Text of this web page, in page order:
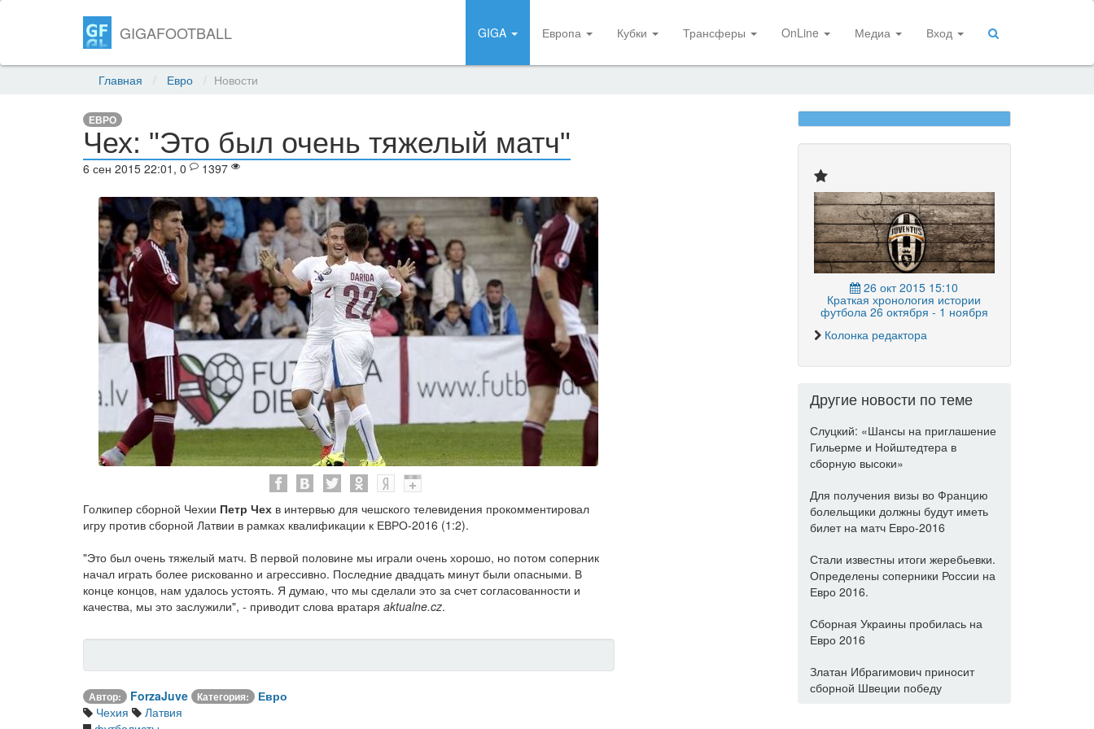
GIGAFOOTBALL GIGA Европа Кубки Трансферы OnLine Медиа Вход
Главная Евро Новости
ЕВРО
Чех: "Это был очень тяжелый матч"
6 сен 2015 22:01, 0 1397
Голкипер сборной Чехии Петр Чех в интервью для чешского телевидения прокомментировал
игру против сборной Латвии в рамках квалификации к ЕВРО-2016 (1:2).
"Это был очень тяжелый матч. В первой половине мы играли очень хорошо, но потом соперник
начал играть более рискованно и агрессивно. Последние двадцать минут были опасными. В
конце концов, нам удалось устоять. Я думаю, что мы сделали это за счет согласованности и
качества, мы это заслужили", - приводит слова вратаря aktualne.cz.
Автор: ForzaJuve Категория:
Евро
Чехия
Латвия
26 окт 2015 15:10
Краткая хронология истории
футбола 26 октября - 1 ноября
Колонка редактора
Другие новости по теме
Слуцкий: «Шансы на приглашение
Гильерме и Нойштедтера в
сборную высоки»
Для получения визы во Францию
болельщики должны будут иметь
билет на матч Евро-2016
Стали известны итоги жеребьевки.
Определены соперники России на
Евро 2016.
Сборная Украины пробилась на
Евро 2016
Златан Ибрагимович приносит
сборной Швеции победу